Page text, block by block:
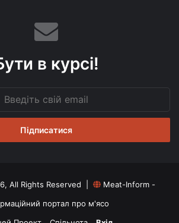
в курсі!
All Rights Reserved |
Meat-Inform -
портал про м'ясо